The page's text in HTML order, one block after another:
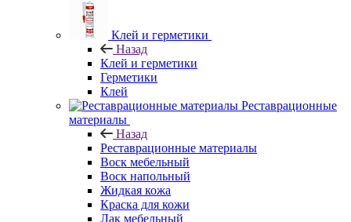
Клей и герметики
Назад
Клей и герметики
Герметики
Клей
Реставрационные
материалы
Назад
Реставрационные материалы
Воск мебельный
Воск напольный
Жидкая кожа
Краска для кожи
Лак мебельный